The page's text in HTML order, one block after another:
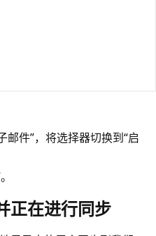
邮件”，将选择器切换到“启
正在进行同步